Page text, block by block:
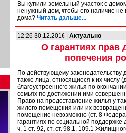
Вы купили земельный участок с
ненужный дом, чтобы его наличие не
дома? Читать дальше...
12:26 30.12.2016 | Актуально
О гарантиях прав
попечения
По действующему законодательству
также лица, относящиеся к их числу
благоустроенного жилья по
семьях по достижении ими
Право на предоставление жилья у
жилого помещения или их
помещение невозможно (ст. 8
гарантиях по социальной поддержке
ч. 1 ст. 92, ст. ст. 98.1, 109.1